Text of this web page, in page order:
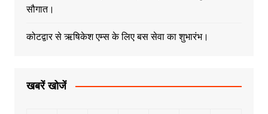
सौगात।
कोटद्वार से ऋषिकेश एम्स के लिए बस सेवा का शुभारंभ।
खबरें खोजें